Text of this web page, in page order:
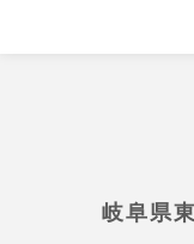
岐阜県